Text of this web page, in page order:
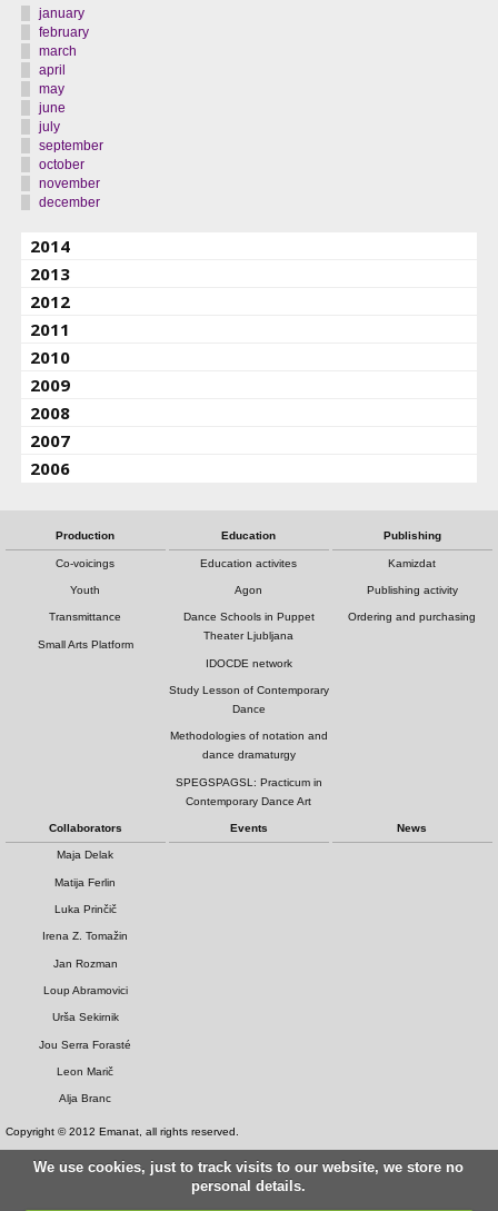
january
february
march
april
may
june
july
september
october
november
december
2014
2013
2012
2011
2010
2009
2008
2007
2006
Production
Co-voicings
Youth
Transmittance
Small Arts Platform
Education
Education activites
Agon
Dance Schools in Puppet
Theater Ljubljana
IDOCDE network
Study Lesson of Contemporary
Dance
Methodologies of notation and
dance dramaturgy
SPEGSPAGSL: Practicum in
Contemporary Dance Art
Publishing
Kamizdat
Publishing activity
Ordering and purchasing
Collaborators
Maja Delak
Matija Ferlin
Luka Prinčič
Irena Z. Tomažin
Jan Rozman
Loup Abramovici
Urša Sekirnik
Jou Serra Forasté
Leon Marič
Alja Branc
Events News
Copyright © 2012 Emanat, all rights reserved.
We use cookies, just to track visits to our website, we store no
personal details.